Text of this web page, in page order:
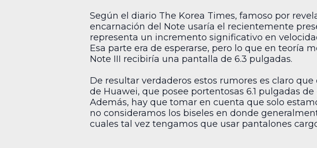
Según el diario The Korea Times, famoso por
encarnación del Note usaría el recientemente
representa un incremento significativo en
Esa parte era de esperarse, pero lo que en teoría
Note III recibiría una pantalla de 6.3 pulgadas.
De resultar verdaderos estos rumores es claro
de Huawei, que posee portentosas 6.1 pulgadas
Además, hay que tomar en cuenta que solo
no consideramos los biseles en donde
cuales tal vez tengamos que usar pantalones